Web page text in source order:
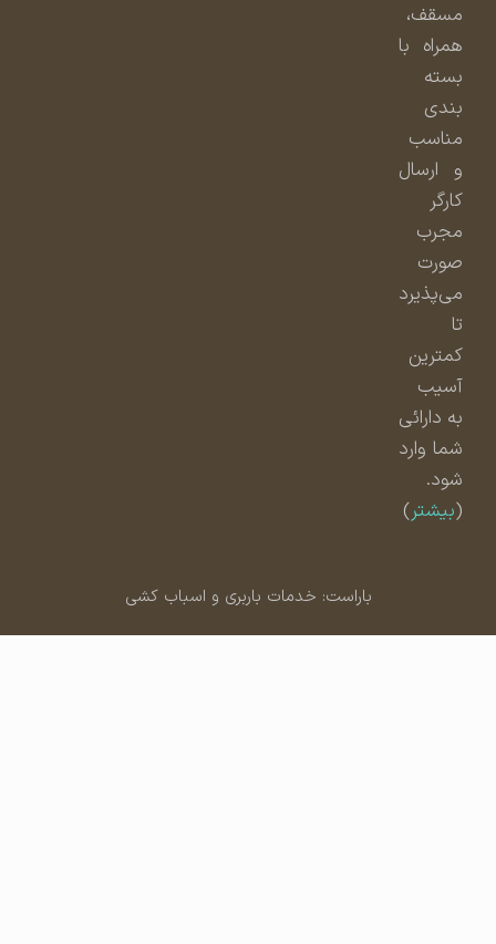
مسقف،
همراه با
بسته
بندی
مناسب
و ارسال
مجرب
صورت
می‌پذیرد
کمترین
آسیب
به دارائی
شما وارد
شود.
بیشتر)
باراست: خدمات باربری و اسباب کشی